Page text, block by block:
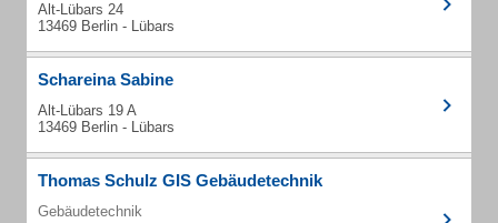
Alt-Lübars 24
13469 Berlin - Lübars
Schareina Sabine
Alt-Lübars 19 A
13469 Berlin - Lübars
Thomas Schulz GIS Gebäudetechnik
Gebäudetechnik